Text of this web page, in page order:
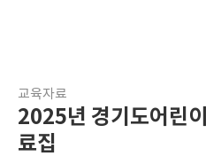
교육자료
2025년 경기도어린
료집